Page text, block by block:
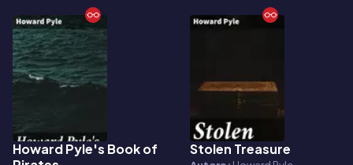
E-book
Howard Pyle's Book of
E-book
Stolen Treasure